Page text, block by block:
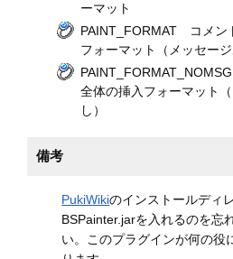
ーマット
PAINT_FORMAT コメン
フォーマット（メッセージ
全体の挿入フォーマット
し）
備考
PukiWikiのインストールディ
BSPainter.jarを入れるのを忘
い。このプラグインが何の役